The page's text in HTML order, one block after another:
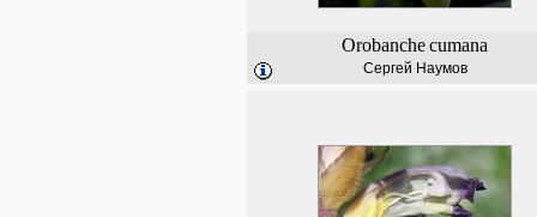
Orobanchecumana
Сергей Наумов